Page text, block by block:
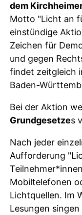
dem
Motto "Licht an
einstündige
Zeichen für
und gegen
findet zeitgleich
Baden-
Bei der Aktion
Grundgesetzes
Nach jeder
Aufforderung
Mobiltelefonen
Lichtquellen. Im
Lesungen singen